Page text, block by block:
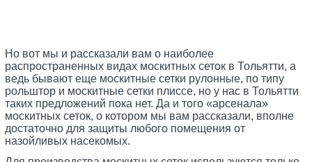
Но вот мы и рассказали вам о наиболее
распространенных видах москитных сеток в Тольятти, а
ведь бывают еще москитные сетки рулонные, по типу
рольштор и москитные сетки плиссе, но у нас в Тольятти
таких предложений пока нет. Да и того «арсенала»
москитных сеток, о котором мы вам рассказали, вполне
достаточно для защиты любого помещения от
назойливых насекомых.